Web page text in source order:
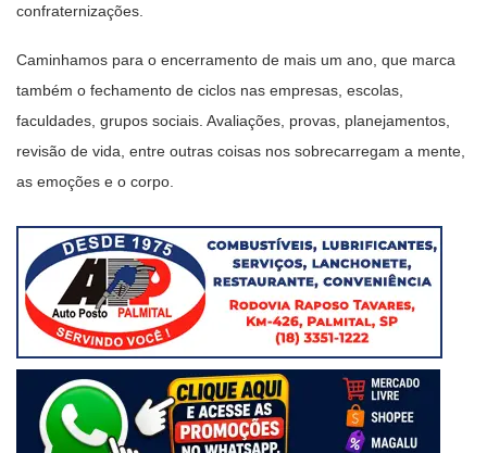
confraternizações.
Caminhamos para o encerramento de mais um ano, que marca
também o fechamento de ciclos nas empresas, escolas,
faculdades, grupos sociais. Avaliações, provas, planejamentos,
revisão de vida, entre outras coisas nos sobrecarregam a mente,
as emoções e o corpo.